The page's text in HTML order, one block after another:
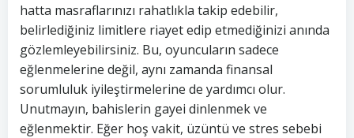
hatta masraflarınızı rahatlıkla takip edebilir,
belirlediğiniz limitlere riayet edip etmediğinizi anında
gözlemleyebilirsiniz. Bu, oyuncuların sadece
eğlenmelerine değil, aynı zamanda finansal
sorumluluk iyileştirmelerine de yardımcı olur.
Unutmayın, bahislerin gayei dinlenmek ve
eğlenmektir. Eğer hoş vakit, üzüntü ve stres sebebi